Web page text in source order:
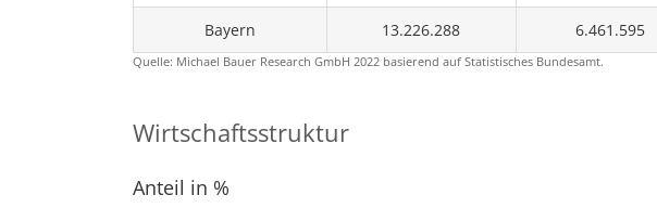
Bayern 13.226.288 6.461.595
Quelle: Michael Bauer Research GmbH 2022 basierend auf Statistisches Bundesamt.
Wirtschaftsstruktur
Anteil in %